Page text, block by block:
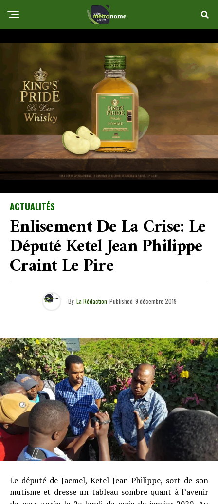
ACTUALITÉS
Enlisement De La Crise: Le
Député Ketel Jean Philippe
Craint Le Pire
By La Rédaction Published 9 décembre 2019
Le député de Jacmel, Ketel Jean Philippe, sort de son
mutisme et dresse un tableau sombre quant à l’avenir